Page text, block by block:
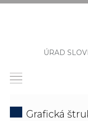
ÚRAD
Grafická